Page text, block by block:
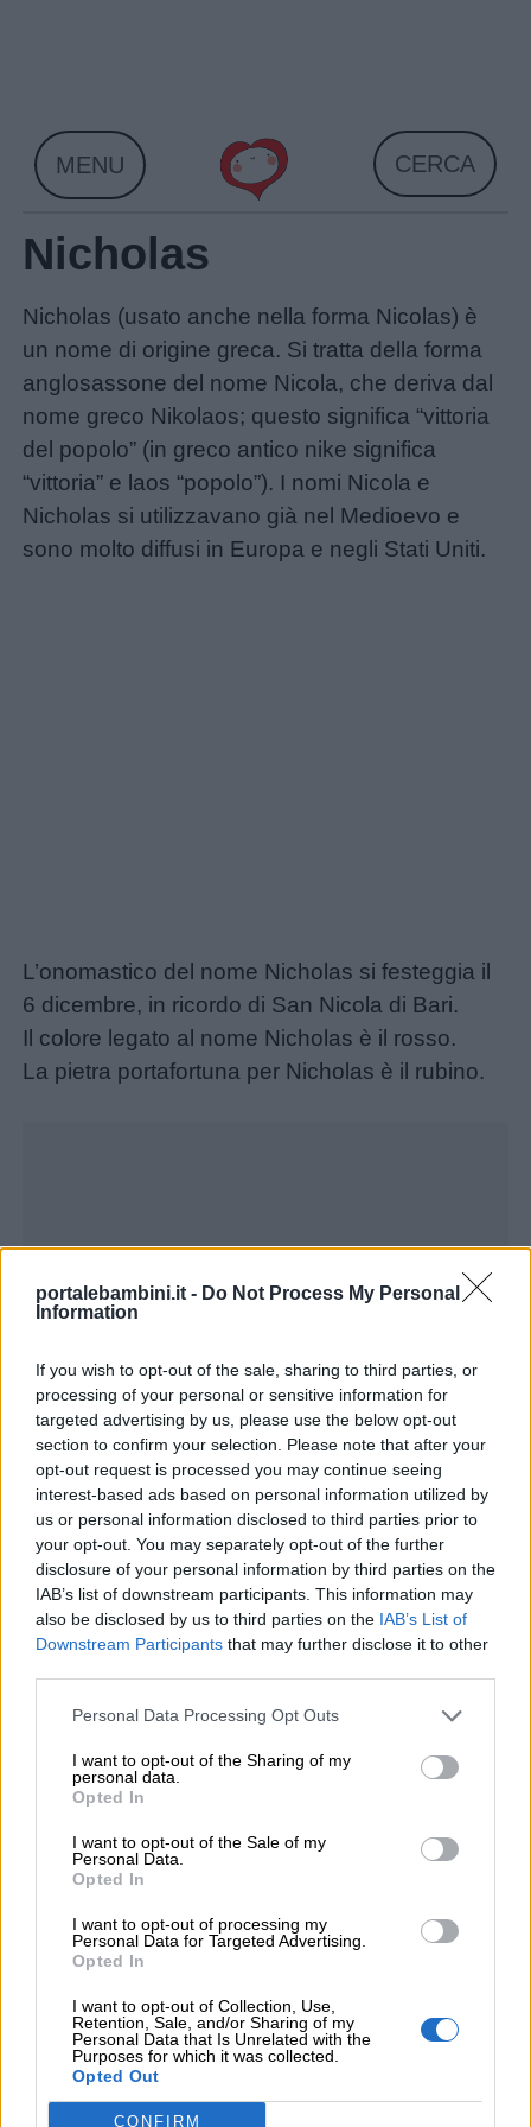
portalebambini.it - Do Not Process My Personal
Information
If you wish to opt-out of the sale, sharing to third parties, or
processing of your personal or sensitive information for
targeted advertising by us, please use the below opt-out
section to confirm your selection. Please note that after your
opt-out request is processed you may continue seeing
interest-based ads based on personal information utilized by
us or personal information disclosed to third parties prior to
your opt-out. You may separately opt-out of the further
disclosure of your personal information by third parties on the
IAB’s list of downstream participants. This information may
also be disclosed by us to third parties on the IAB’s List of
Downstream Participants that may further disclose it to other
Personal Data Processing Opt Outs
I want to opt-out of the Sharing of my
personal data.
Opted In
I want to opt-out of the Sale of my
Personal Data.
Opted In
I want to opt-out of processing my
Personal Data for Targeted Advertising.
Opted In
I want to opt-out of Collection, Use,
Retention, Sale, and/or Sharing of my
Personal Data that Is Unrelated with the
Purposes for which it was collected.
Opted Out
CONFIRM
Home
Menu
didattiche
Disegni
da
colorare
Storie
per
bambini
Feste
giornate
Filastrocche
Giochi
Nomi
maschili
MENU CERCA
Nicholas
Nicholas (usato anche nella forma Nicolas) è
un nome di origine greca. Si tratta della forma
anglosassone del nome Nicola, che deriva dal
nome greco Nikolaos; questo significa “vittoria
del popolo” (in greco antico nike significa
“vittoria” e laos “popolo”). I nomi Nicola e
Nicholas si utilizzavano già nel Medioevo e
sono molto diffusi in Europa e negli Stati Uniti.
L’onomastico del nome Nicholas si festeggia il
6 dicembre, in ricordo di San Nicola di Bari.
Il colore legato al nome Nicholas è il rosso.
La pietra portafortuna per Nicholas è il rubino.
Cliccate quiper scaricare e per stampare la
scheda del nome Nicholas.